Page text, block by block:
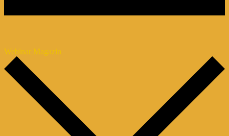
Webinar Magazin